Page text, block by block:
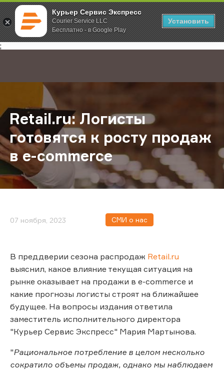
Курьер Сервис Экспресс
Courier Service LLC
Бесплатно - в Google Play
Установить
;
Главная О компании Новости Retail.ru: Логисты готовятся к
Retail.ru: Логисты
готовятся к росту продаж
в e-commerce
07 ноября, 2023 СМИ о нас
В преддверии сезона распродаж Retail.ru
выяснил, какое влияние текущая ситуация на
рынке оказывает на продажи в e-commerce и
какие прогнозы логисты строят на ближайшее
будущее. На вопросы издания ответила
заместитель исполнительного директора
"Курьер Сервис Экспресс" Мария Мартынова.
"Рациональное потребление в целом несколько
сократило объемы продаж, однако мы наблюдаем